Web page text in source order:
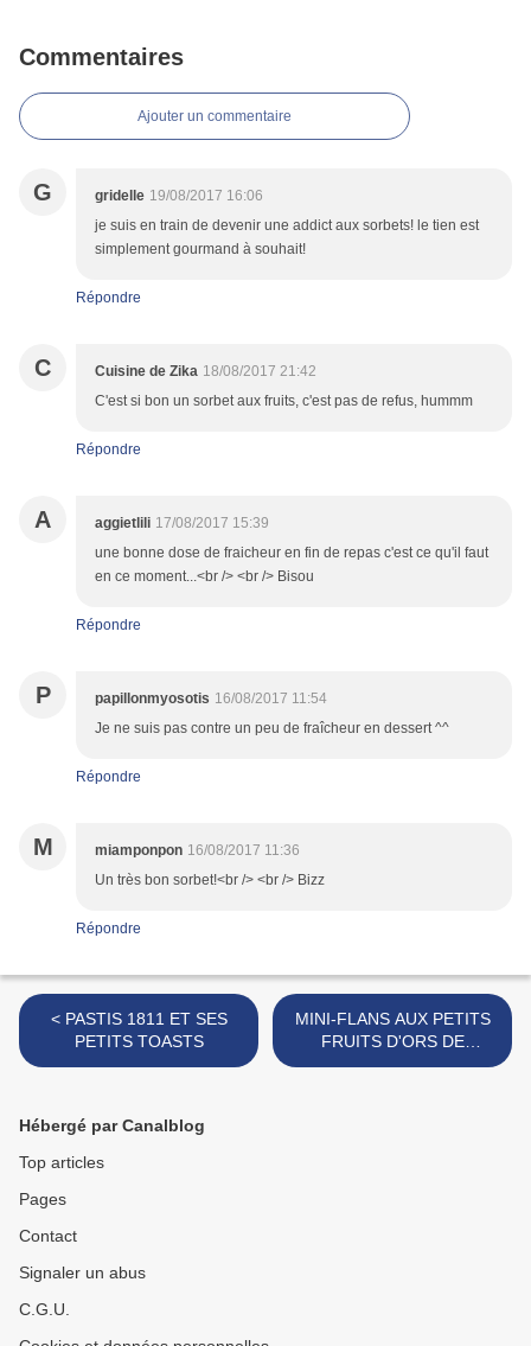
Commentaires
Ajouter un commentaire
G gridelle 19/08/2017 16:06
je suis en train de devenir une addict aux sorbets! le tien est
simplement gourmand à souhait!
Répondre
C Cuisine de Zika 18/08/2017 21:42
C'est si bon un sorbet aux fruits, c'est pas de refus, hummm
Répondre
A aggietlili 17/08/2017 15:39
une bonne dose de fraicheur en fin de repas c'est ce qu'il faut
en ce moment...<br /> <br /> Bisou
Répondre
P papillonmyosotis 16/08/2017 11:54
Je ne suis pas contre un peu de fraîcheur en dessert ^^
Répondre
M miamponpon 16/08/2017 11:36
Un très bon sorbet!<br /> <br /> Bizz
Répondre
< PASTIS 1811 ET SES
PETITS TOASTS
MINI-FLANS AUX PETITS
FRUITS D'ORS DE
LORRAINE >
Hébergé par Canalblog
Top articles
Pages
Contact
Signaler un abus
C.G.U.